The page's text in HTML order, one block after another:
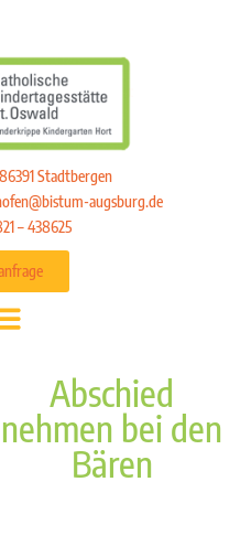
Stadtbergen
augsburg.de
– 438625
Abschied
nehmen bei den
Bären